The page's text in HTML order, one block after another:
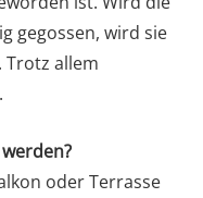
gegossen, wird sie
Trotz allem
oder Terrasse